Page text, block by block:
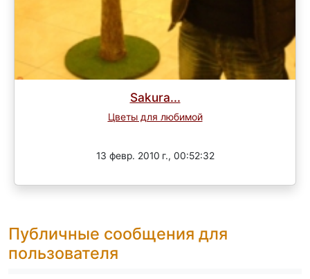
Sakura...
Цветы для любимой
13 февр. 2010 г., 00:52:32
Публичные сообщения для
пользователя